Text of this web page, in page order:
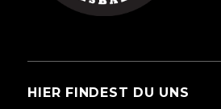
HIER FINDEST DU UNS